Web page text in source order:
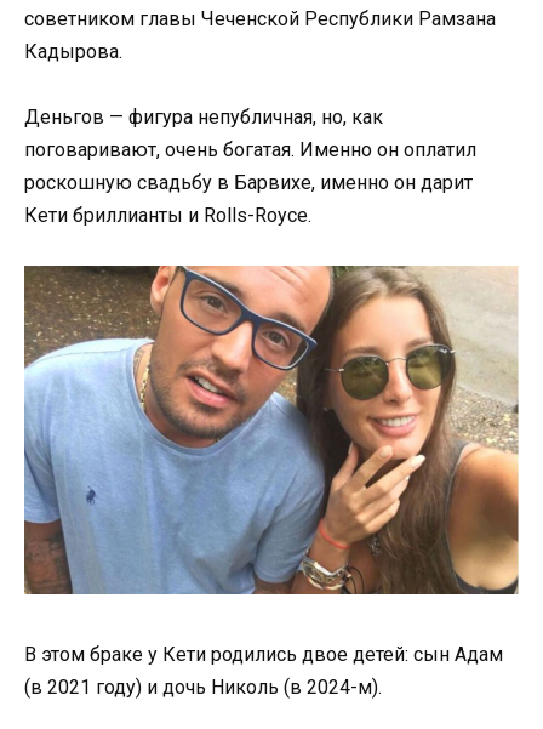
советником главы Чеченской Республики Рамзана
Кадырова.
Деньгов — фигура непубличная, но, как
поговаривают, очень богатая. Именно он оплатил
роскошную свадьбу в Барвихе, именно он дарит
Кети бриллианты и Rolls-Royce.
В этом браке у Кети родились двое детей: сын Адам
(в 2021 году) и дочь Николь (в 2024-м).